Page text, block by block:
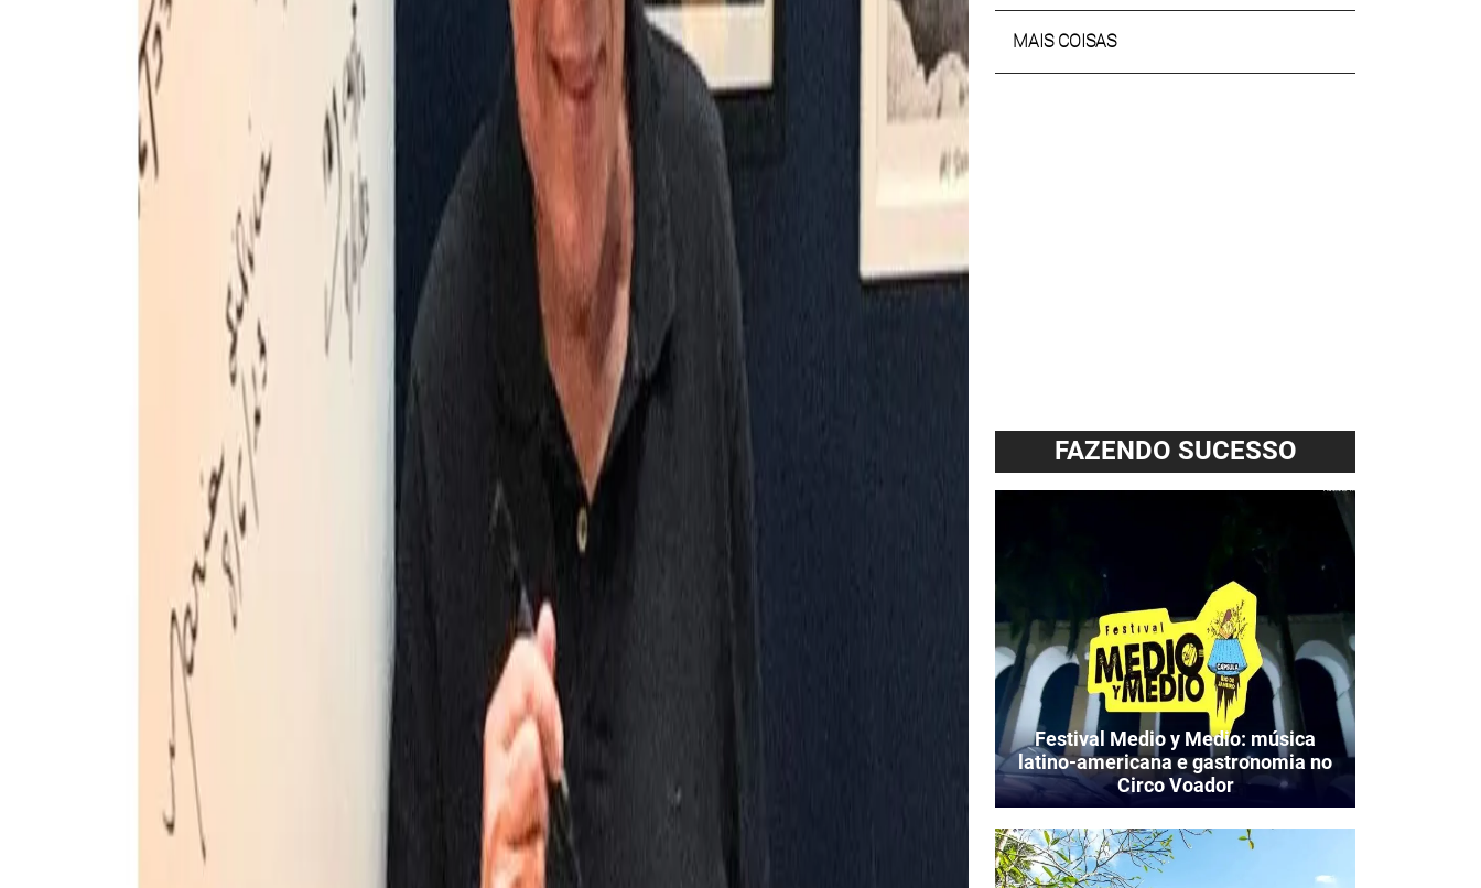
MAIS COISAS
FAZENDO SUCESSO
Festival Medio y Medio: música
latino-americana e gastronomia no
Circo Voador